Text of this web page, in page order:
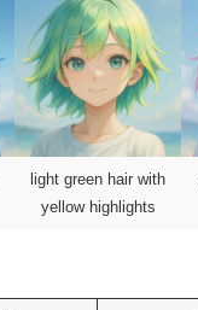
light green hair with
yellow highlights